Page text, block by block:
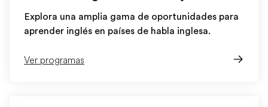
Explora una amplia gama de oportunidades para
aprender inglés en países de habla inglesa.
Ver programas